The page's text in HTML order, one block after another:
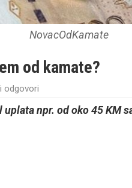
NovacOdKamate
od kamate?
odgovori
npr. od oko 45 KM